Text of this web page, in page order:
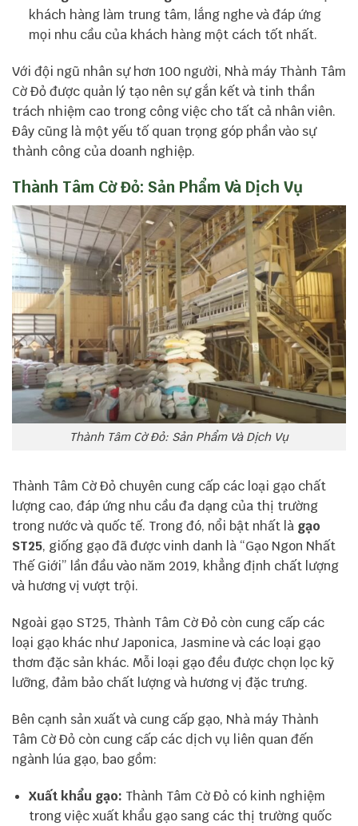
khách hàng làm trung tâm, lắng nghe và đáp ứng
mọi nhu cầu của khách hàng một cách tốt nhất.
Với đội ngũ nhân sự hơn 100 người, Nhà máy Thành Tâm
Cờ Đỏ được quản lý tạo nên sự gắn kết và tinh thần
trách nhiệm cao trong công việc cho tất cả nhân viên.
Đây cũng là một yếu tố quan trọng góp phần vào sự
thành công của doanh nghiệp.
Thành Tâm Cờ Đỏ: Sản Phẩm Và Dịch Vụ
Thành Tâm Cờ Đỏ: Sản Phẩm Và Dịch Vụ
Thành Tâm Cờ Đỏ chuyên cung cấp các loại gạo chất
lượng cao, đáp ứng nhu cầu đa dạng của thị trường
trong nước và quốc tế. Trong đó, nổi bật nhất là gạo
ST25, giống gạo đã được vinh danh là “Gạo Ngon Nhất
Thế Giới” lần đầu vào năm 2019, khẳng định chất lượng
và hương vị vượt trội.
Ngoài gạo ST25, Thành Tâm Cờ Đỏ còn cung cấp các
loại gạo khác như Japonica, Jasmine và các loại gạo
thơm đặc sản khác. Mỗi loại gạo đều được chọn lọc kỹ
lưỡng, đảm bảo chất lượng và hương vị đặc trưng.
Bên cạnh sản xuất và cung cấp gạo, Nhà máy Thành
Tâm Cờ Đỏ còn cung cấp các dịch vụ liên quan đến
ngành lúa gạo, bao gồm:
Xuất khẩu gạo: Thành Tâm Cờ Đỏ có kinh nghiệm
trong việc xuất khẩu gạo sang các thị trường quốc